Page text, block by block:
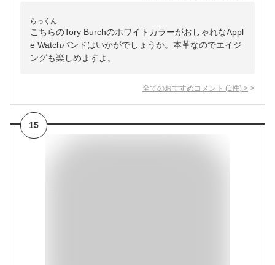
らっくん
こちらのTory BurchのホワイトカラーがおしゃれなAppl
e Watchバンドはいかがでしょうか。本革なのでエイジ
ングも楽しめますよ。
全てのおすすめコメント (1 件) >
15